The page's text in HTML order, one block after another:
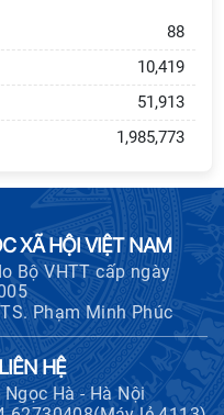
88
10,419
51,913
1,985,773
XÃ HỘI VIỆT NAM
Bộ VHTT cấp ngày
Phạm Minh Phúc
HỆ
Hà - Hà Nội